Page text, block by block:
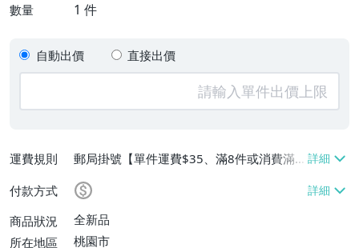
數量 1 件
自動出價 直接出價
運費規則
郵局掛號【單件運費$35、滿8件或消費滿
$3500免運費】
付款方式
商品狀況
全新品
所在地區
桃園市